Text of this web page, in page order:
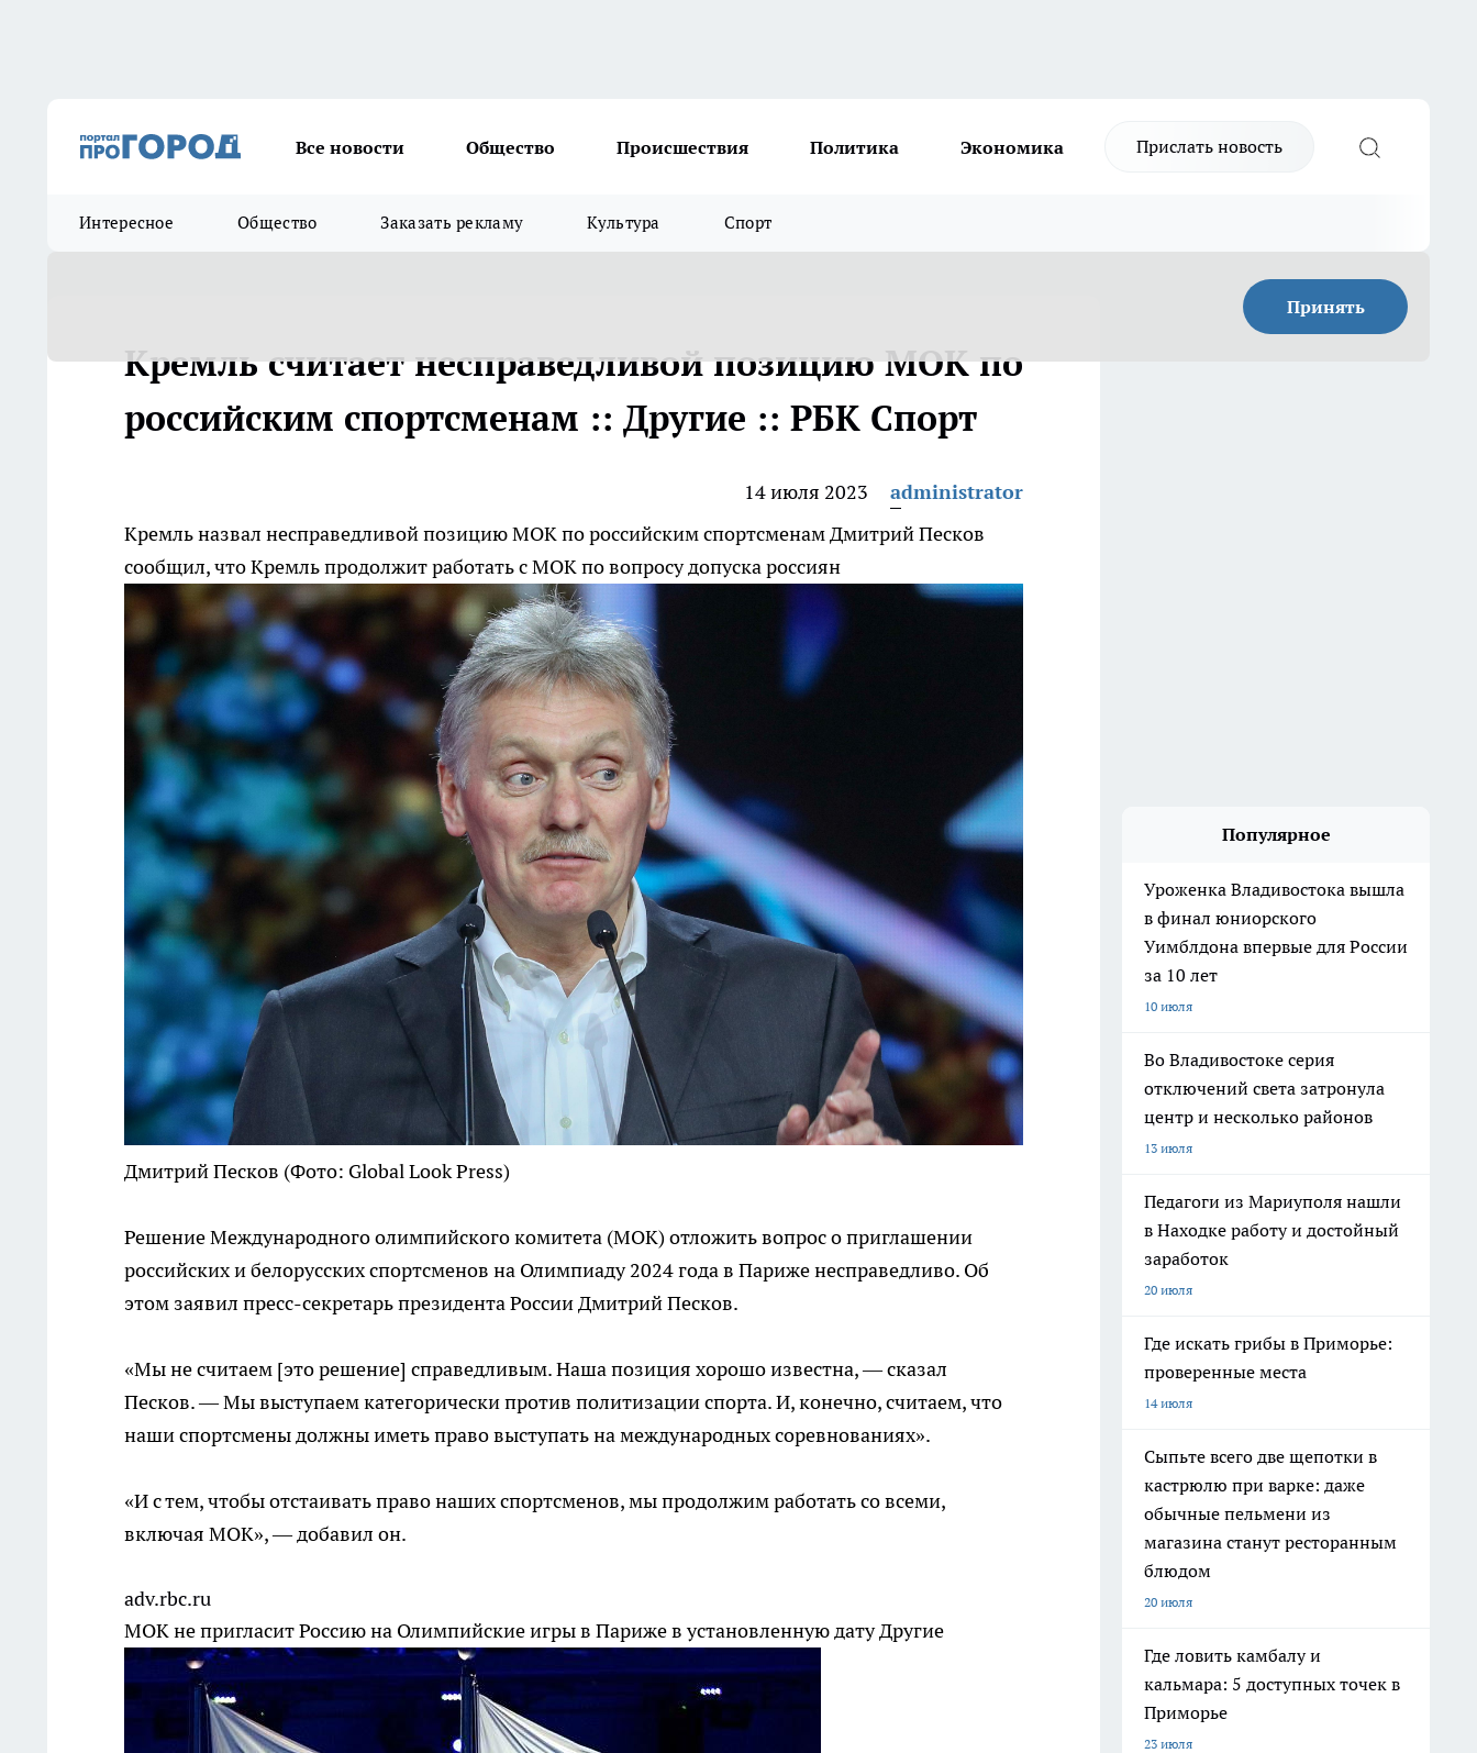
Все новости Общество Происшествия Политика Экономика Прислать новость
Интересное Общество Заказать рекламу Культура Спорт
Принять
Кремль считает несправедливой позицию МОК по
российским спортсменам :: Другие :: РБК Спорт
14 июля 2023
administrator
Кремль назвал несправедливой позицию МОК по российским спортсменамДмитрий Песков
сообщил, что Кремль продолжит работать с МОК по вопросу допуска россиян
Дмитрий Песков (Фото: Global Look Press)
Решение Международного олимпийского комитета (МОК) отложить вопрос о приглашении
российских и белорусских спортсменов на Олимпиаду 2024 года в Париже несправедливо. Об
этом заявил пресс-секретарь президента России Дмитрий Песков.
«Мы не считаем [это решение] справедливым. Наша позиция хорошо известна, — сказал
Песков. — Мы выступаем категорически против политизации спорта. И, конечно, считаем, что
наши спортсмены должны иметь право выступать на международных соревнованиях».
«И с тем, чтобы отстаивать право наших спортсменов, мы продолжим работать со всеми,
включая МОК», — добавил он.
adv.rbc.ru
МОК не пригласит Россию на Олимпийские игры в Париже в установленную датуДругие
Популярное
Уроженка Владивостока вышла
в финал юниорского
Уимблдона впервые для России
за 10 лет
10 июля
Во Владивостоке серия
отключений света затронула
центр и несколько районов
13 июля
Педагоги из Мариуполя нашли
в Находке работу и достойный
заработок
20 июля
Где искать грибы в Приморье:
проверенные места
14 июля
Сыпьте всего две щепотки в
кастрюлю при варке: даже
обычные пельмени из
магазина станут ресторанным
блюдом
20 июля
Где ловить камбалу и
кальмара: 5 доступных точек в
Приморье
23 июля